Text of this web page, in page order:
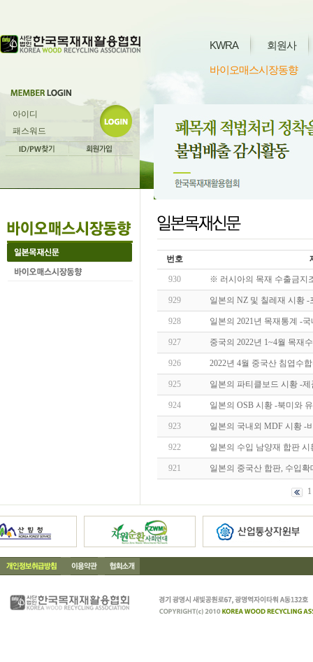
KWRA 회원사
바이오매스시장동향
번호
930 ※ 러시아의 목재 수출금지
929 일본의 NZ 및 칠레재 시황
928 일본의 2021년 목재통계 -
927 중국의 2022년 1~4월 목재
926 2022년 4월 중국산 침엽수
925 일본의 파티클보드 시황 -
924 일본의 OSB 시황 -북미와
923 일본의 국내외 MDF 시황 -
922 일본의 수입 남양재 합판
921 일본의 중국산 합판, 수입확
1